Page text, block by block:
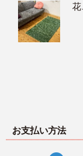
花
お支払い方法